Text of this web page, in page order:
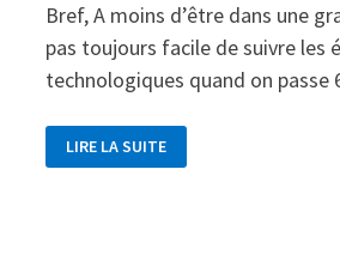
Bref, A moins d’être dans une
pas toujours facile de suivre les
technologiques quand on
?
MICROSOFT.ACCELERATEUR
LIRE LA SUITE